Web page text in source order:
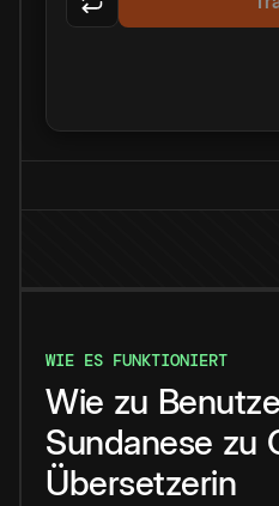
WIE ES FUNKTIONIERT
Wie zu
Sundanese zu
Übersetzerin